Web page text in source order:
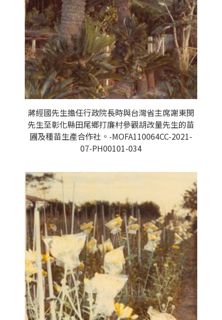
蔣經國先生擔任行政院長時與台灣省主席謝東閔
先生至彰化縣田尾鄉打廉村參觀胡改量先生的苗
圃及種苗生產合作社。-MOFA110064CC-2021-
07-PH00101-034